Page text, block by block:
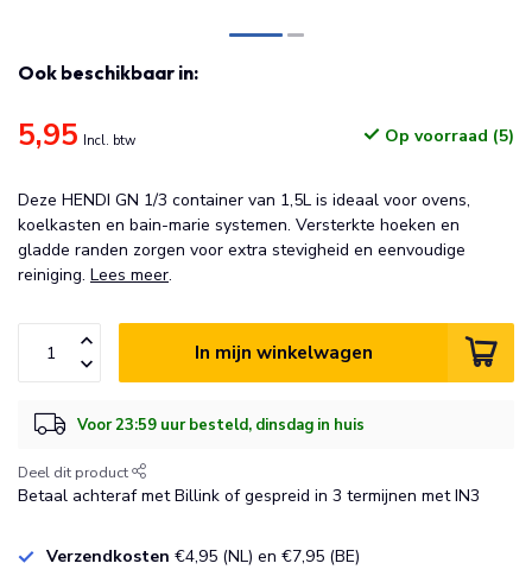
Ook beschikbaar in:
5,95 Incl. btw Op voorraad (5)
Deze HENDI GN 1/3 container van 1,5L is ideaal voor ovens,
koelkasten en bain-marie systemen. Versterkte hoeken en
gladde randen zorgen voor extra stevigheid en eenvoudige
reiniging. Lees meer.
In mijn winkelwagen
Voor 23:59 uur besteld, dinsdag in huis
Deel dit product
Betaal achteraf met Billink of gespreid in 3 termijnen met IN3
Verzendkosten €4,95 (NL) en €7,95 (BE)